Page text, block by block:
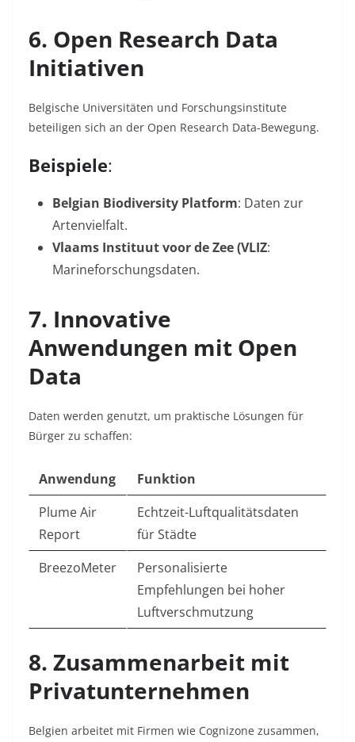
6. Open Research Data
Initiativen
Belgische Universitäten und Forschungsinstitute
beteiligen sich an der Open Research Data-Bewegung.
Beispiele:
Belgian Biodiversity Platform: Daten zur
Artenvielfalt.
Vlaams Instituut voor de Zee (VLIZ:
Marineforschungsdaten.
7. Innovative
Anwendungen mit Open
Data
Daten werden genutzt, um praktische Lösungen für
Bürger zu schaffen:
Anwendung
Funktion
Plume Air
Report
Echtzeit-Luftqualitätsdaten
für Städte
BreezoMeter
Personalisierte
Empfehlungen bei hoher
Luftverschmutzung
8. Zusammenarbeit mit
Privatunternehmen
Belgien arbeitet mit Firmen wie Cognizone zusammen,